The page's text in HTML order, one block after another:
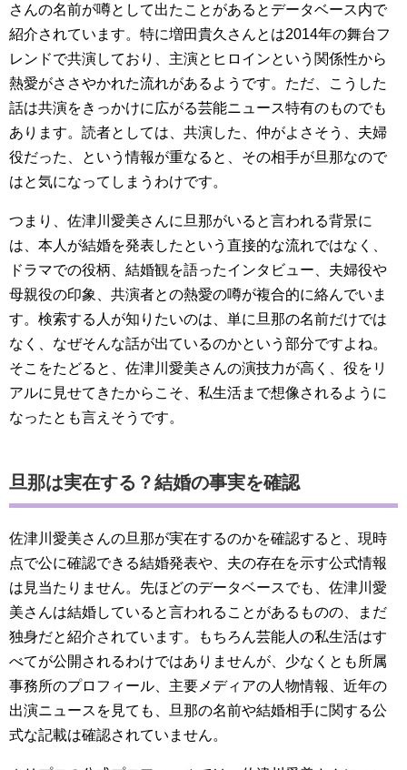
さんの名前が噂として出たことがあるとデータベース内で
紹介されています。特に増田貴久さんとは2014年の舞台フ
レンドで共演しており、主演とヒロインという関係性から
熱愛がささやかれた流れがあるようです。ただ、こうした
話は共演をきっかけに広がる芸能ニュース特有のものでも
あります。読者としては、共演した、仲がよさそう、夫婦
役だった、という情報が重なると、その相手が旦那なので
はと気になってしまうわけです。
つまり、佐津川愛美さんに旦那がいると言われる背景に
は、本人が結婚を発表したという直接的な流れではなく、
ドラマでの役柄、結婚観を語ったインタビュー、夫婦役や
母親役の印象、共演者との熱愛の噂が複合的に絡んでいま
す。検索する人が知りたいのは、単に旦那の名前だけでは
なく、なぜそんな話が出ているのかという部分ですよね。
そこをたどると、佐津川愛美さんの演技力が高く、役をリ
アルに見せてきたからこそ、私生活まで想像されるように
なったとも言えそうです。
旦那は実在する？結婚の事実を確認
佐津川愛美さんの旦那が実在するのかを確認すると、現時
点で公に確認できる結婚発表や、夫の存在を示す公式情報
は見当たりません。先ほどのデータベースでも、佐津川愛
美さんは結婚していると言われることがあるものの、まだ
独身だと紹介されています。もちろん芸能人の私生活はす
べてが公開されるわけではありませんが、少なくとも所属
事務所のプロフィール、主要メディアの人物情報、近年の
出演ニュースを見ても、旦那の名前や結婚相手に関する公
式な記載は確認されていません。